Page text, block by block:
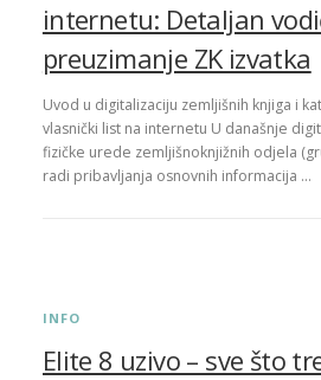
internetu: Detaljan
preuzimanje ZK izvatka
Uvod u digitalizaciju zemljišnih knjiga i
vlasnički list na internetu U današnje
fizičke urede zemljišnoknjižnih odjela
radi pribavljanja osnovnih informacija …
INFO
Elite 8 uzivo – sve što